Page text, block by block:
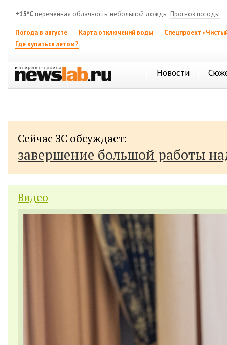
+15°C переменная облачность, небольшой дождь Прогноз погоды
Погода в августе Карта отключений воды
Спецпроект
Где купаться летом?
Новости
Сейчас ЗС обсуждает:
завершение большой работы
Видео